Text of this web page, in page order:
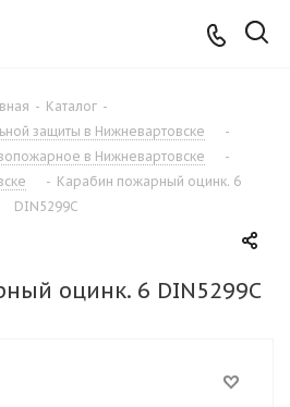
- Каталог -
защиты в Нижневартовске
-
в Нижневартовске
-
- Карабин пожарный оцинк. 6
DIN5299С
оцинк. 6 DIN5299С